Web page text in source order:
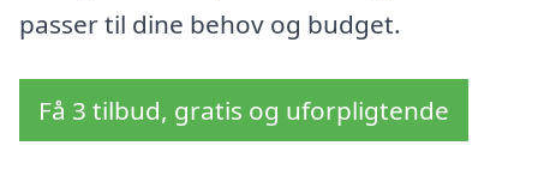
passer til dine behov og budget.
Få 3 tilbud, gratis og uforpligtende